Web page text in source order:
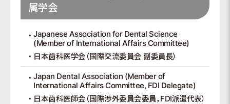
属学会
Japanese Association for Dental Science
(Member of International Affairs Committee)
Japan Dental Association (Member of
International Affairs Committee, FDI Delegate)
日本歯科医学会（国際交流委員会 副委員長）
日本歯科医師会（国際渉外委員会委員，FDI派遣代表）